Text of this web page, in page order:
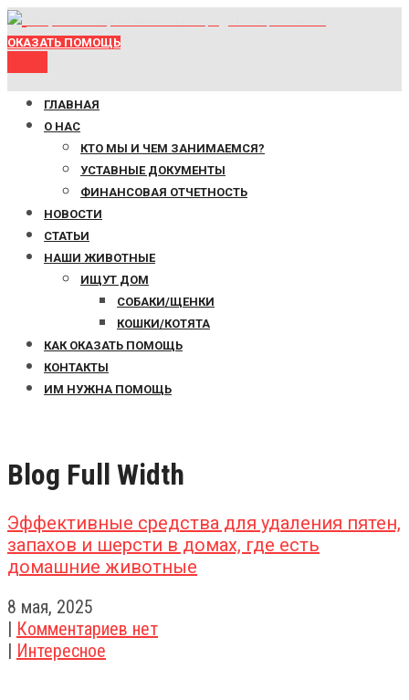
ОКАЗАТЬ ПОМОЩЬ
ГЛАВНАЯ
О НАС
КТО МЫ И ЧЕМ ЗАНИМАЕМСЯ?
УСТАВНЫЕ ДОКУМЕНТЫ
ФИНАНСОВАЯ ОТЧЕТНОСТЬ
НОВОСТИ
СТАТЬИ
НАШИ ЖИВОТНЫЕ
ИЩУТ ДОМ
СОБАКИ/ЩЕНКИ
КОШКИ/КОТЯТА
КАК ОКАЗАТЬ ПОМОЩЬ
КОНТАКТЫ
ИМ НУЖНА ПОМОЩЬ
Blog Full Width
Эффективные средства для удаления пятен,
запахов и шерсти в домах, где есть
домашние животные
8 мая, 2025
| Комментариев нет
| Интересное